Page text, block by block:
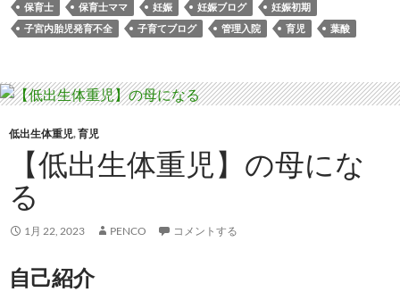
保育士
保育士ママ 妊娠 妊娠ブログ
妊娠初期
子宮内胎児発育不全
子育てブログ 管理入院 育児 葉酸
低出生体重児,育児
【低出生体重児】の母にな
る
1月 22, 2023 PENCO コメントする
自己紹介